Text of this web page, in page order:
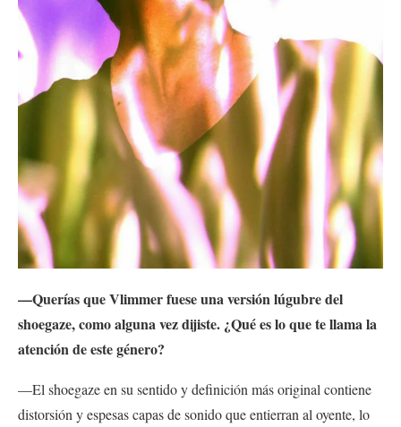
—Querías que Vlimmer fuese una versión lúgubre del
shoegaze, como alguna vez dijiste. ¿Qué es lo que te llama la
atención de este género?
—El shoegaze en su sentido y definición más original contiene
distorsión y espesas capas de sonido que entierran al oyente, lo